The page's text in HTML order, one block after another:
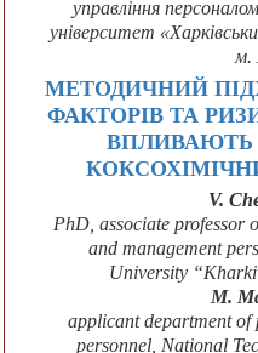
управління
університет
м.
МЕТОДИЧНИЙ
ФАКТОРІВ ТА
ВПЛИВАЮТЬ
V.
PhD, associate professor
and management
University
M.
applicant department of
personnel, National